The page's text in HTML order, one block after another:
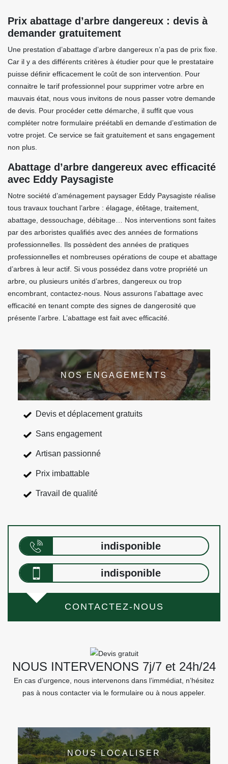
Prix abattage d’arbre dangereux : devis à
demander gratuitement
Une prestation d’abattage d’arbre dangereux n’a pas de prix fixe.
Car il y a des différents critères à étudier pour que le prestataire
puisse définir efficacement le coût de son intervention. Pour
connaitre le tarif professionnel pour supprimer votre arbre en
mauvais état, nous vous invitons de nous passer votre demande
de devis. Pour procéder cette démarche, il suffit que vous
compléter notre formulaire préétabli en demande d’estimation de
votre projet. Ce service se fait gratuitement et sans engagement
non plus.
Abattage d’arbre dangereux avec efficacité
avec Eddy Paysagiste
Notre société d’aménagement paysager Eddy Paysagiste réalise
tous travaux touchant l’arbre : élagage, étêtage, traitement,
abattage, dessouchage, débitage… Nos interventions sont faites
par des arboristes qualifiés avec des années de formations
professionnelles. Ils possèdent des années de pratiques
professionnelles et nombreuses opérations de coupe et abattage
d’arbres à leur actif. Si vous possédez dans votre propriété un
arbre, ou plusieurs unités d’arbres, dangereux ou trop
encombrant, contactez-nous. Nous assurons l’abattage avec
efficacité en tenant compte des signes de dangerosité que
présente l’arbre. L’abattage est fait avec efficacité.
NOS ENGAGEMENTS
Devis et déplacement gratuits
Sans engagement
Artisan passionné
Prix imbattable
Travail de qualité
indisponible
indisponible
CONTACTEZ-NOUS
NOUS INTERVENONS 7j/7 et 24h/24
En cas d’urgence, nous intervenons dans l’immédiat, n’hésitez
pas à nous contacter via le formulaire ou à nous appeler.
NOUS LOCALISER